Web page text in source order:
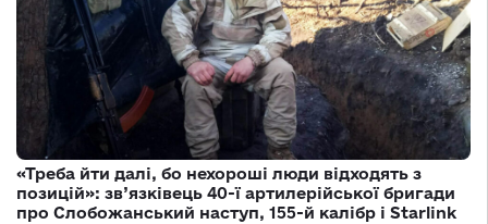
«Треба йти далі, бо нехороші люди відходять з
позицій»: зв’язківець 40-ї артилерійської бригади
про Слобожанський наступ, 155-й калібр і Starlink